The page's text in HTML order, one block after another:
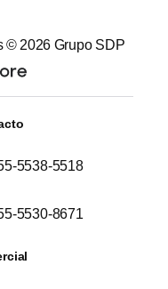
© 2026 Grupo SDP
5538-5518
5530-8671